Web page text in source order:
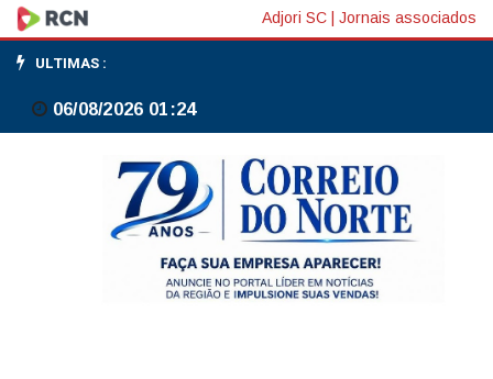
Após
conversa
com
Durigan,
Adjori SC Jornais associados
ULTIMAS :
06/08/2026 01:24